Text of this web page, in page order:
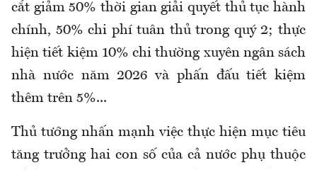
cắt giảm 50% thời gian giải quyết thủ tục hành
chính, 50% chi phí tuân thủ trong quý 2; thực
hiện tiết kiệm 10% chi thường xuyên ngân sách
nhà nước năm 2026 và phấn đấu tiết kiệm
thêm trên 5%...
Thủ tướng nhấn mạnh việc thực hiện mục tiêu
tăng trưởng hai con số của cả nước phụ thuộc